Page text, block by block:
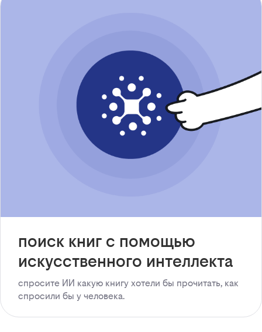
поиск книг с помощью
искусственного интеллекта
спросите ИИ какую книгу хотели бы прочитать, как
спросили бы у человека.